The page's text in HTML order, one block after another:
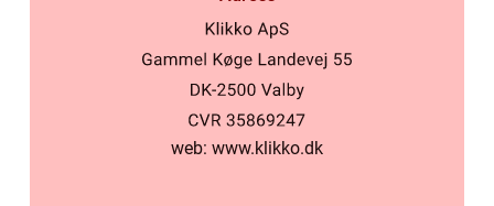
web: www.klikko.dk